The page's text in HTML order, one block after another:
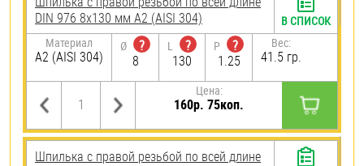
DIN 976 8х130 мм А2 (AISI 304)
Материал
А2 (AISI 304)
Ø
?
8
L
?
130
P
?
1.25
Вес:
41.5 гр.
Цена:
160р. 75коп.
В СПИСОК
Шпилька с правой резьбой по всей длине